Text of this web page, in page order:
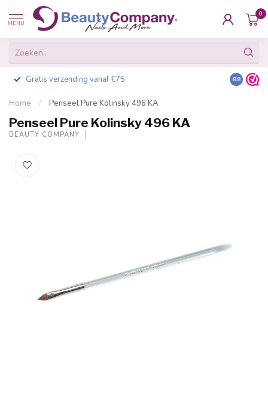
MENU
0
Gratis verzending vanaf €75 Besteld
8.8
Home / Penseel Pure Kolinsky 496 KA
Penseel Pure Kolinsky 496 KA
BEAUTY COMPANY